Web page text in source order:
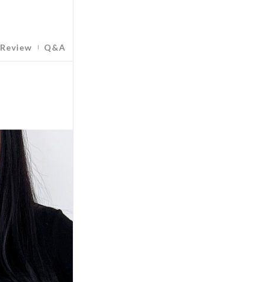
Review Q&A